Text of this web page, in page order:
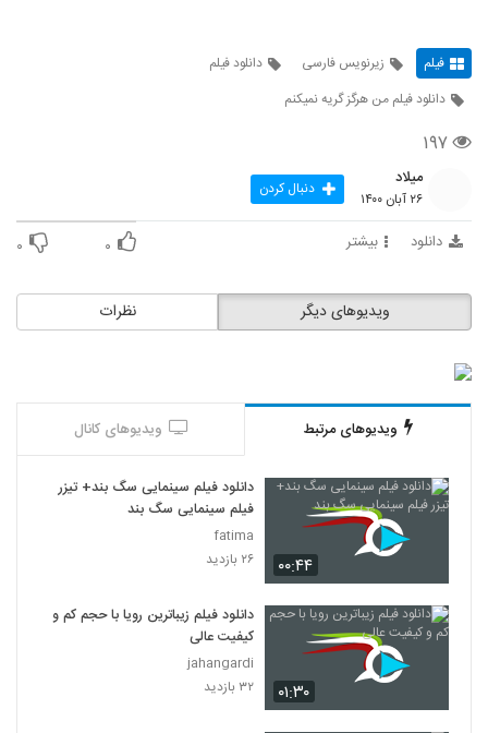
فیلم زیرنویس فارسی
دانلود فیلم
دانلود فیلم من هرگز گریه نمیکنم
۱۹۷
میلاد
۲۶ آبان ۱۴۰۰ دنبال کردن
دانلود بیشتر ۰ ۰
نظرات ویدیوهای دیگر
ویدیوهای مرتبط ویدیوهای کانال
۰۰:۴۴
دانلود فیلم سینمایی سگ بند+ تیزر
فیلم سینمایی سگ بند
fatima
۲۶ بازدید
۰۱:۳۰
دانلود فیلم زیباترین رویا با حجم کم و
کیفیت عالی
jahangardi
۳۲ بازدید